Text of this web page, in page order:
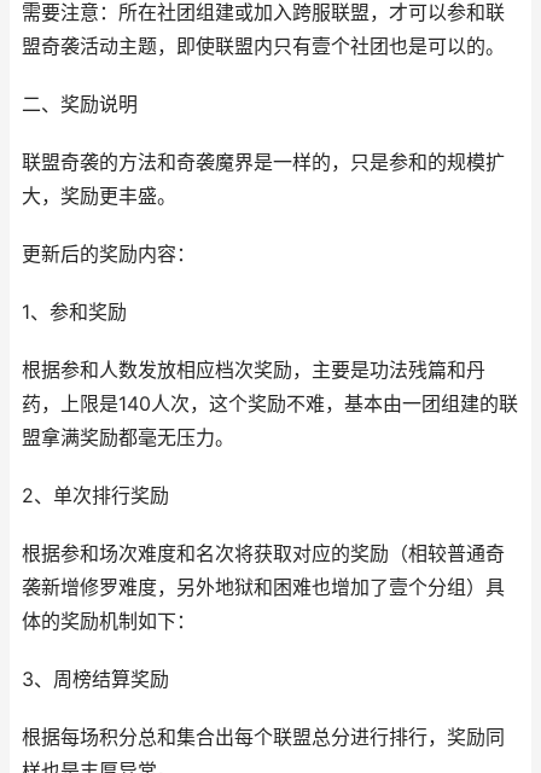
需要注意：所在社团组建或加入跨服联盟，才可以参和联
盟奇袭活动主题，即使联盟内只有壹个社团也是可以的。
二、奖励说明
联盟奇袭的方法和奇袭魔界是一样的，只是参和的规模扩
大，奖励更丰盛。
更新后的奖励内容：
1、参和奖励
根据参和人数发放相应档次奖励，主要是功法残篇和丹
药，上限是140人次，这个奖励不难，基本由一团组建的联
盟拿满奖励都毫无压力。
2、单次排行奖励
根据参和场次难度和名次将获取对应的奖励（相较普通奇
袭新增修罗难度，另外地狱和困难也增加了壹个分组）具
体的奖励机制如下：
3、周榜结算奖励
根据每场积分总和集合出每个联盟总分进行排行，奖励同